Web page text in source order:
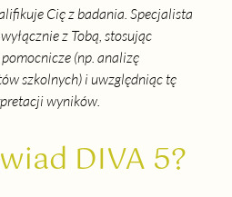
Cię z badania. Specjalista
z Tobą, stosując
(np. analizę
szkolnych) i uwzględniąc tę
wyników.
DIVA 5?